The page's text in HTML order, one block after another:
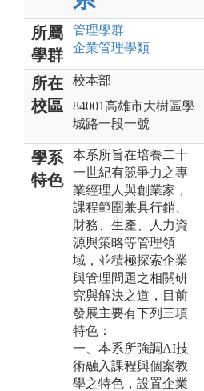
所屬
學群
管理學群
企業管理學類
所在
校區
校本部
84001高雄市大樹區學
城路一段一號
學系
特色
本系所旨在培養二十
一世紀有競爭力之專
業經理人與創業家，
課程範圍兼具行銷、
財務、生產、人力資
源與策略等管理領
域，並積極探索企業
與管理問題之相關研
究與解決之道，目前
發展主要有下列三項
特色：
一、本系所強調AI技
術融入課程與個案教
學之特色，設置企業